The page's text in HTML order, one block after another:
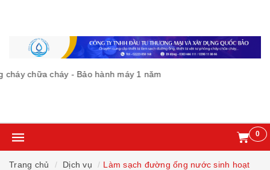
chữa cháy - Bảo hành máy 1 năm
0
Trang chủ Dịch vụ
Làm sạch đường ống nước sinh hoạt